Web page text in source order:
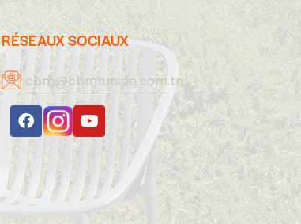
RÉSEAUX SOCIAUX
cbm@cbmtunisie.com.tn